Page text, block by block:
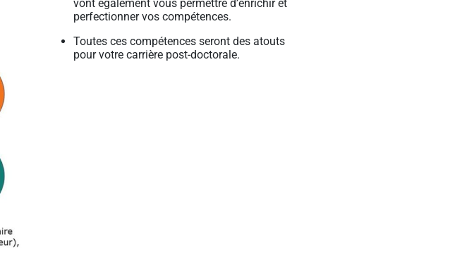
vont également vous permettre d’enrichir et
perfectionner vos compétences.
Toutes ces compétences seront des atouts
pour votre carrière post-doctorale.